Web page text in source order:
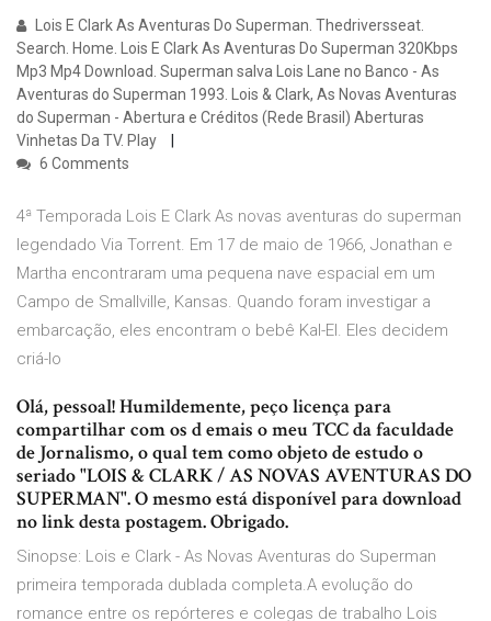
Lois E Clark As Aventuras Do Superman. Thedriversseat.
Search. Home. Lois E Clark As Aventuras Do Superman 320Kbps
Mp3 Mp4 Download. Superman salva Lois Lane no Banco - As
Aventuras do Superman 1993. Lois & Clark, As Novas Aventuras
do Superman - Abertura e Créditos (Rede Brasil) Aberturas
Vinhetas Da TV. Play
6 Comments
4ª Temporada Lois E Clark As novas aventuras do superman
legendado Via Torrent. Em 17 de maio de 1966, Jonathan e
Martha encontraram uma pequena nave espacial em um
Campo de Smallville, Kansas. Quando foram investigar a
embarcação, eles encontram o bebê Kal-El. Eles decidem
criá-lo
Olá, pessoal! Humildemente, peço licença para
compartilhar com os d emais o meu TCC da faculdade
de Jornalismo, o qual tem como objeto de estudo o
seriado "LOIS & CLARK / AS NOVAS AVENTURAS DO
SUPERMAN". O mesmo está disponível para download
no link desta postagem. Obrigado.
Sinopse: Lois e Clark - As Novas Aventuras do Superman
primeira temporada dublada completa.A evolução do
romance entre os repórteres e colegas de trabalho Lois